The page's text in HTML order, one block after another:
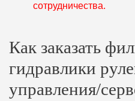
сотрудничества.
Как заказать
гидравлики
управления/